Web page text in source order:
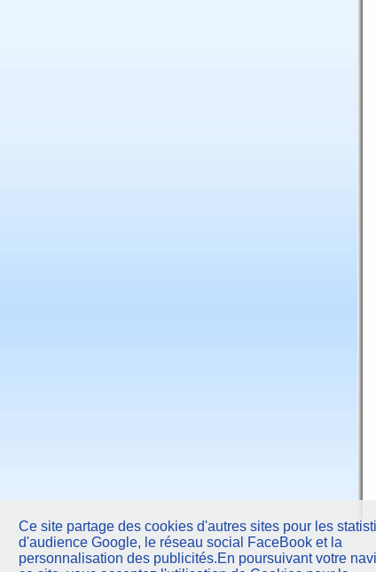
Ce site partage des cookies d'autres sites pour les
d'audience Google, le réseau social FaceBook et la
personnalisation des publicités.En poursuivant votre